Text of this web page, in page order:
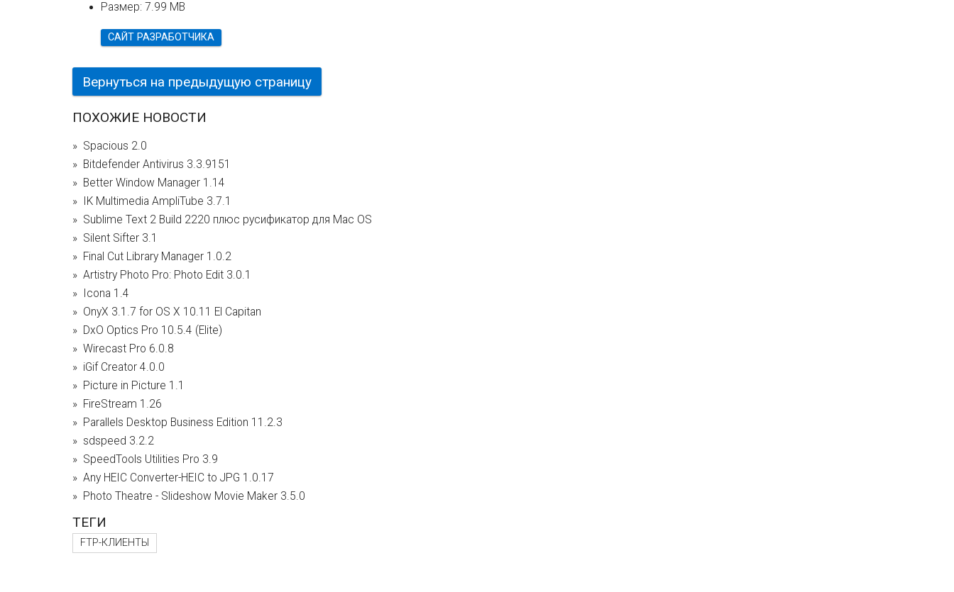
Размер: 7.99 MB
САЙТ РАЗРАБОТЧИКА
Вернуться на предыдущую страницу
ПОХОЖИЕ НОВОСТИ
Spacious 2.0
Bitdefender Antivirus 3.3.9151
Better Window Manager 1.14
IK Multimedia AmpliTube 3.7.1
Sublime Text 2 Build 2220 плюс русификатор для Mac OS
Silent Sifter 3.1
Final Cut Library Manager 1.0.2
Artistry Photo Pro: Photo Edit 3.0.1
Icona 1.4
OnyX 3.1.7 for OS X 10.11 El Capitan
DxO Optics Pro 10.5.4 (Elite)
Wirecast Pro 6.0.8
iGif Creator 4.0.0
Picture in Picture 1.1
FireStream 1.26
Parallels Desktop Business Edition 11.2.3
sdspeed 3.2.2
SpeedTools Utilities Pro 3.9
Any HEIC Converter-HEIC to JPG 1.0.17
Photo Theatre - Slideshow Movie Maker 3.5.0
ТЕГИ
FTP-КЛИЕНТЫ